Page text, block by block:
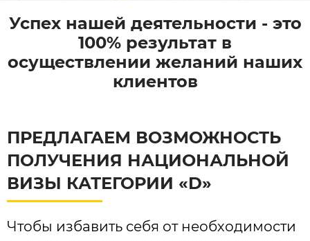
Успех нашей деятельности - это
100% результат в
осуществлении желаний наших
клиентов
ПРЕДЛАГАЕМ ВОЗМОЖНОСТЬ
ПОЛУЧЕНИЯ НАЦИОНАЛЬНОЙ
ВИЗЫ КАТЕГОРИИ «D»
Чтобы избавить себя от необходимости